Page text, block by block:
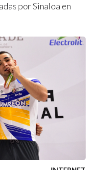
por Sinaloa en